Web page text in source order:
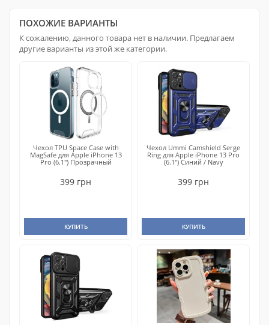
ПОХОЖИЕ ВАРИАНТЫ
К сожалению, данного товара нет в наличии. Предлагаем
другие варианты из этой же категории.
Чехол TPU Space Case with
MagSafe для Apple iPhone 13
Pro (6.1") Прозрачный
399 грн
КУПИТЬ
Чехол Ummi Camshield Serge
Ring для Apple iPhone 13 Pro
(6.1") Синий / Navy
399 грн
КУПИТЬ